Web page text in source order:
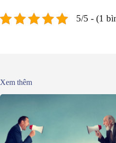
5/5 - (1
Xem thêm